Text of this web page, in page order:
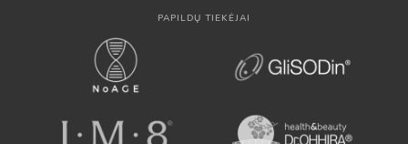
PAPILDŲ TIEKĖJAI